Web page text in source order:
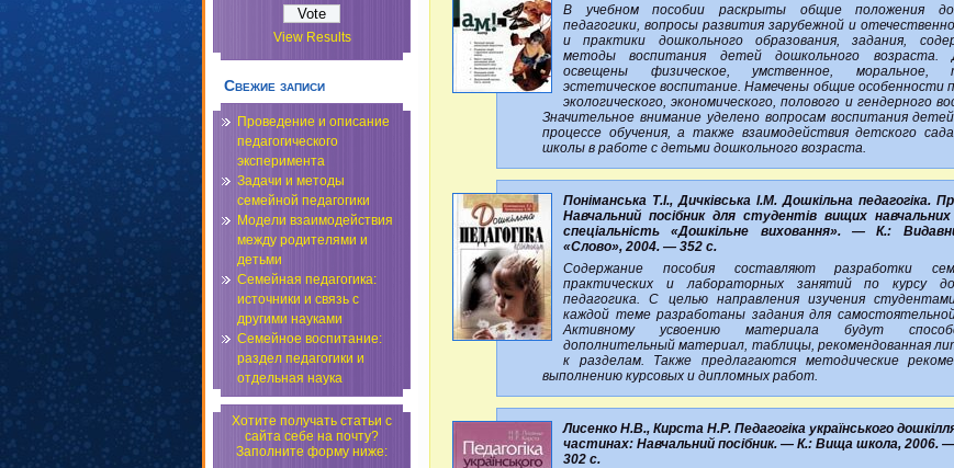
View Results
Свежие записи
Проведение и описание
педагогического
эксперимента
Задачи и методы
семейной педагогики
Модели взаимодействия
между родителями и
детьми
Семейная педагогика:
источники и связь с
другими науками
Семейное воспитание:
раздел педагогики и
отдельная наука
Хотите получать статьи с
сайта себе на почту?
Заполните форму ниже:
В учебном пособии раскрыты общие положения
педагогики, вопросы развития зарубежной и
и практики дошкольного образования, задания,
методы воспитания детей дошкольного возраста.
освещены физическое, умственное, моральное,
эстетическое воспитание. Намечены общие особенности
экологического, экономического, полового и гендерного
Значительное внимание уделено вопросам воспитания
процессе обучения, а также взаимодействия детского
школы в работе с детьми дошкольного возраста.
Поніманська Т.І., Дичківська І.М. Дошкільна педагогіка.
Навчальний посібник для студентів вищих навчальних
спеціальність «Дошкільне виховання». — К.:
«Слово», 2004. — 352 с.
Содержание пособия составляют разработки
практических и лабораторных занятий по курсу
педагогика. С целью направления изучения
каждой теме разработаны задания для
Активному усвоению материала будут
дополнительный материал, таблицы, рекомендованная
к разделам. Также предлагаются методические
выполнению курсовых и дипломных работ.
Лисенко Н.В., Кирста Н.Р. Педагогіка українського
частинах: Навчальний посібник. — К.: Вища школа, 2006.
302 с.